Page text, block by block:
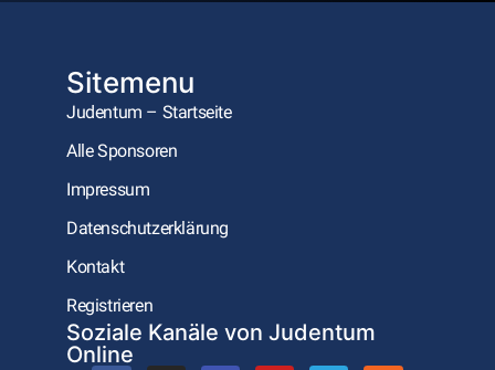
Sitemenu
Judentum – Startseite
Alle Sponsoren
Impressum
Datenschutzerklärung
Kontakt
Registrieren
Soziale Kanäle von Judentum
Online